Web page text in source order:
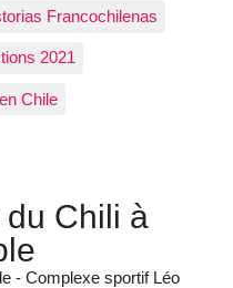
Francochilenas
2021
Chile
Chili à
- Complexe sportif Léo